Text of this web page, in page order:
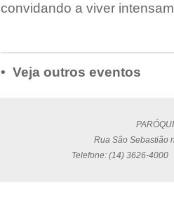
convidando a viver
• Veja outros eventos
Rua São Sebastião
Telefone: (14) 3626-